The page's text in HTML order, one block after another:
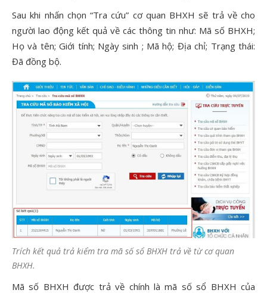
Sau khi nhấn chọn “Tra cứu” cơ quan BHXH sẽ trả về cho
người lao động kết quả về các thông tin như: Mã số BHXH;
Họ và tên; Giới tính; Ngày sinh ; Mã hộ; Địa chỉ; Trạng thái:
Đã đồng bộ.
Trích kết quả trả kiểm tra mã số sổ BHXH trả về từ cơ quan
BHXH.
Mã số BHXH được trả về chính là mã số sổ BHXH của